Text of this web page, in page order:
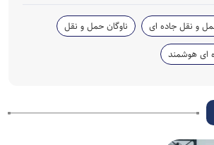
و نقل جاده ای
ناوگان حمل و نقل
ای هوشمند